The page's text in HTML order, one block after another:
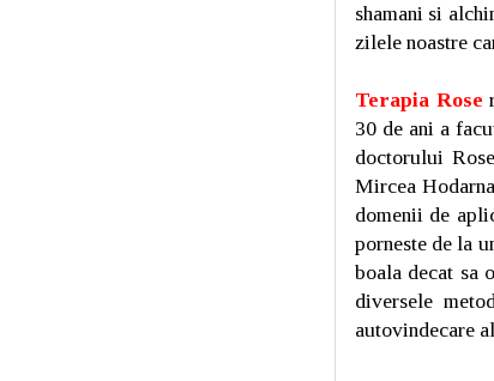
shamani si
zilele noastre
Terapia Rose
30 de ani a
doctorului
Mircea
domenii de
porneste de la
boala decat sa
diversele
autovindecare